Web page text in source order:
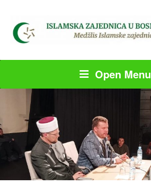
Open Menu